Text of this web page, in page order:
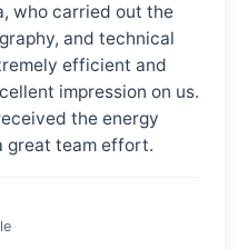
who carried out the
and technical
efficient and
impression on us.
the energy
great team effort.